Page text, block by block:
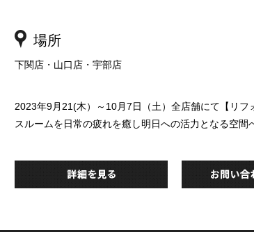
場所
下関店・山口店・宇部店
2023年9月21(木）～10月7日（土）全店舗にて【リ
スルームを日常の疲れを癒し明日への活力となる空間